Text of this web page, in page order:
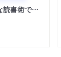
積読こそが完全な読書術である